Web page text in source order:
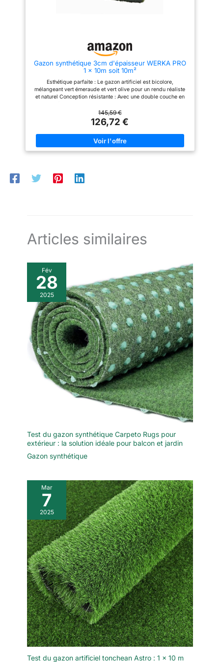
Gazon synthétique 3cm d'épaisseur WERKA PRO
1 x 10m soit 10m²
Esthétique parfaite : Le gazon artificiel est bicolore,
mélangeant vert émeraude et vert olive pour un rendu réaliste
et naturel Conception résistante : Avec une double couche en
grande durabilité face aux intempéries Douceur et confort : Les
fibres du gazon, en polyéthylène, offrent une douceur au
toucher pour un confort optimal Facilité d'entretien : Grâce à sa
composition, le nettoyage de ce gazon artificiel se fait
simplement avec un jet d'eau Adaptabilité à l'envie : Le gazon
peut être coupé à la dimension souhaitée pour s'adapter
145,59 €
126,72 €
Articles similaires
Fév
28
2025
Test du gazon synthétique Carpeto Rugs pour
extérieur : la solution idéale pour balcon et jardin
Gazon synthétique
Mar
7
2025
Test du gazon artificiel tonchean Astro : 1 x 10 m